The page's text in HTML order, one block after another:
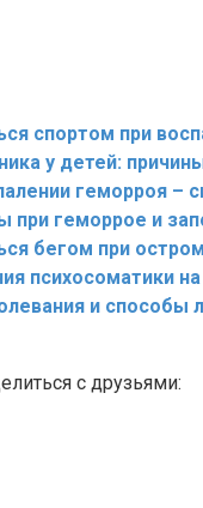
спортом при
у детей:
геморроя –
при геморрое и
бегом при
психосоматики
и способы
с друзьями: